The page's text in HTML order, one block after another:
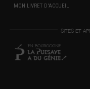
MON LIVRET D'ACCUEIL
SITES ET